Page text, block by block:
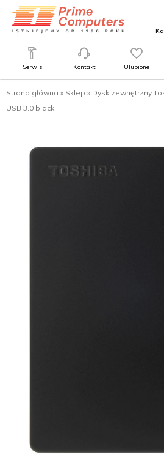
Serwis Kontakt Ulubione
Strona główna » Sklep » Dysk zewnętrzny
USB 3.0 black